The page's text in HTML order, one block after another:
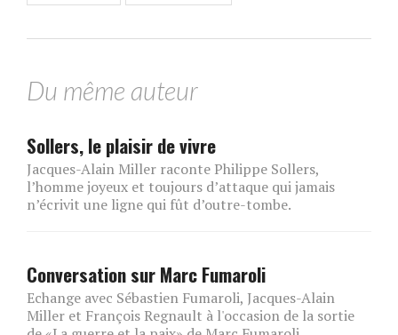
Du même auteur
Sollers, le plaisir de vivre
Jacques-Alain Miller raconte Philippe Sollers,
l’homme joyeux et toujours d’attaque qui jamais
n’écrivit une ligne qui fût d’outre-tombe.
Conversation sur Marc Fumaroli
Echange avec Sébastien Fumaroli, Jacques-Alain
Miller et François Regnault à l'occasion de la sortie